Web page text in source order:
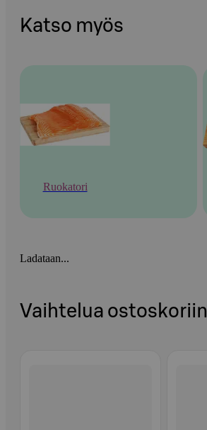
Katso myös
Ruokatori
Ladataan...
Vaihtelua ostoskoriin